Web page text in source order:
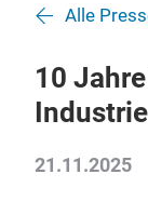
Alle
10
21.11.2025